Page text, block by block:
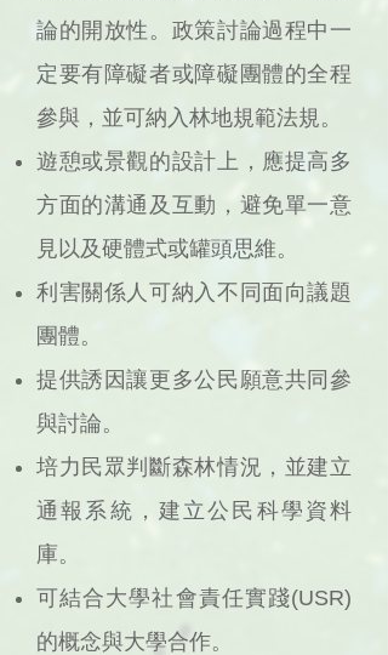
論的開放性。政策討論過程中一
定要有障礙者或障礙團體的全程
參與，並可納入林地規範法規。
遊憩或景觀的設計上，應提高多
方面的溝通及互動，避免單一意
見以及硬體式或罐頭思維。
利害關係人可納入不同面向議題
團體。
提供誘因讓更多公民願意共同參
與討論。
培力民眾判斷森林情況，並建立
通報系統，建立公民科學資料
庫。
可結合大學社會責任實踐(USR)
的概念與大學合作。